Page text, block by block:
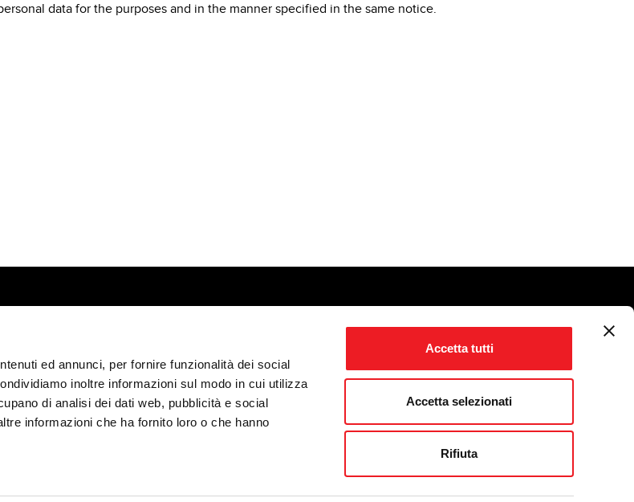
ed annunci, per fornire funzionalità dei social
inoltre informazioni sul modo in cui utilizza
di analisi dei dati web, pubblicità e social
informazioni che ha fornito loro o che hanno
Accetta tutti
Accetta selezionati
Rifiuta
data for the purposes and in the manner specified in the same notice.